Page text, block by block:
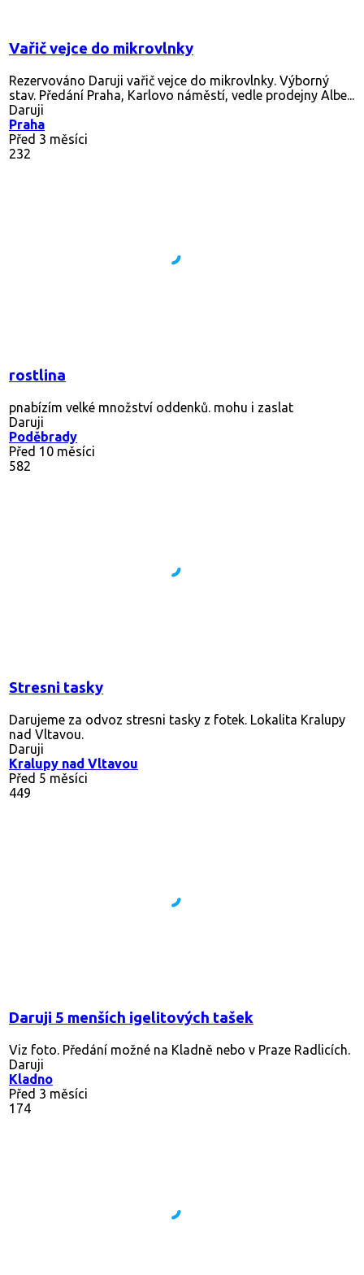
Vařič vejce do mikrovlnky
Rezervováno Daruji vařič vejce do mikrovlnky. Výborný
stav. Předání Praha, Karlovo náměstí, vedle prodejny Albe...
Daruji
Praha
Před 3 měsíci
232
rostlina
pnabízím velké množství oddenků. mohu i zaslat
Daruji
Poděbrady
Před 10 měsíci
582
Stresni tasky
Darujeme za odvoz stresni tasky z fotek. Lokalita Kralupy
nad Vltavou.
Daruji
Kralupy nad Vltavou
Před 5 měsíci
449
Daruji 5 menších igelitových tašek
Viz foto. Předání možné na Kladně nebo v Praze Radlicích.
Daruji
Kladno
Před 3 měsíci
174